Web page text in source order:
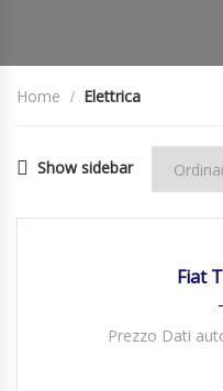
Home Elettrica
Show sidebar
Fiat
Prezzo Dati